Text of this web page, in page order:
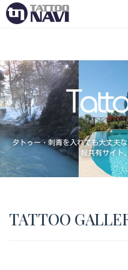
タトゥー・刺青を入れても大丈夫
報共有サイト
TATTOO